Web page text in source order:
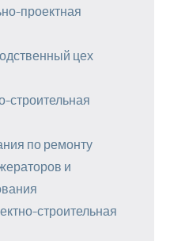
проектная
цех
строительная
по ремонту
и
строительная